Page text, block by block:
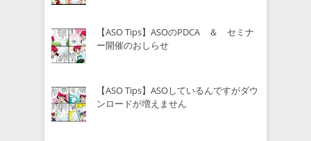
【ASO Tips】ASOのPDCA ＆ セミナ
ー開催のおしらせ
【ASO Tips】ASOしているんですがダウ
ンロードが増えません